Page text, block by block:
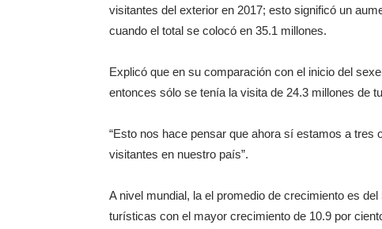
visitantes del exterior en 2017; esto significó un
cuando el total se colocó en 35.1 millones.
Explicó que en su comparación con el inicio del
entonces sólo se tenía la visita de 24.3 millones de
“Esto nos hace pensar que ahora sí estamos a
visitantes en nuestro país”.
A nivel mundial, la el promedio de crecimiento es
turísticas con el mayor crecimiento de 10.9 por